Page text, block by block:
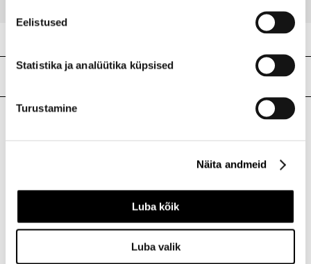
Eelistused
Statistika ja analüütika küpsised
Turustamine
Näita andmeid
Luba kõik
Luba valik
Meie poed
Avatud E-L 10-21 P 10-19